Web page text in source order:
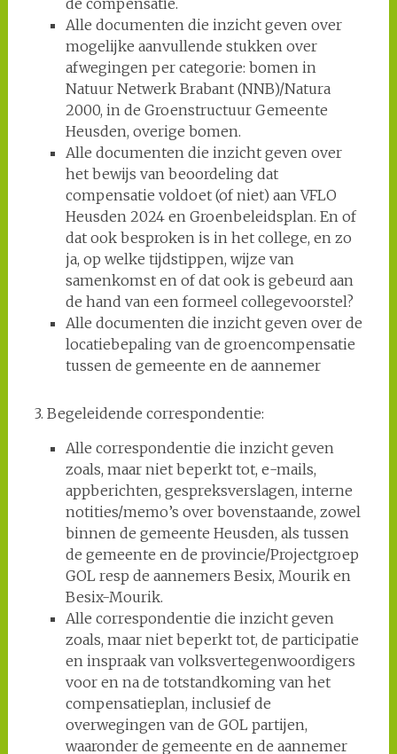
de compensatie.
Alle documenten die inzicht geven over
mogelijke aanvullende stukken over
afwegingen per categorie: bomen in
Natuur Netwerk Brabant (NNB)/Natura
2000, in de Groenstructuur Gemeente
Heusden, overige bomen.
Alle documenten die inzicht geven over
het bewijs van beoordeling dat
compensatie voldoet (of niet) aan VFLO
Heusden 2024 en Groenbeleidsplan. En of
dat ook besproken is in het college, en zo
ja, op welke tijdstippen, wijze van
samenkomst en of dat ook is gebeurd aan
de hand van een formeel collegevoorstel?
Alle documenten die inzicht geven over de
locatiebepaling van de groencompensatie
tussen de gemeente en de aannemer
3. Begeleidende correspondentie:
Alle correspondentie die inzicht geven
zoals, maar niet beperkt tot, e-mails,
appberichten, gespreksverslagen, interne
notities/memo’s over bovenstaande, zowel
binnen de gemeente Heusden, als tussen
de gemeente en de provincie/Projectgroep
GOL resp de aannemers Besix, Mourik en
Besix-Mourik.
Alle correspondentie die inzicht geven
zoals, maar niet beperkt tot, de participatie
en inspraak van volksvertegenwoordigers
voor en na de totstandkoming van het
compensatieplan, inclusief de
overwegingen van de GOL partijen,
waaronder de gemeente en de aannemer